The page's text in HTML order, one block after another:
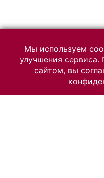
Мы используем
улучшения сервиса.
сайтом, вы